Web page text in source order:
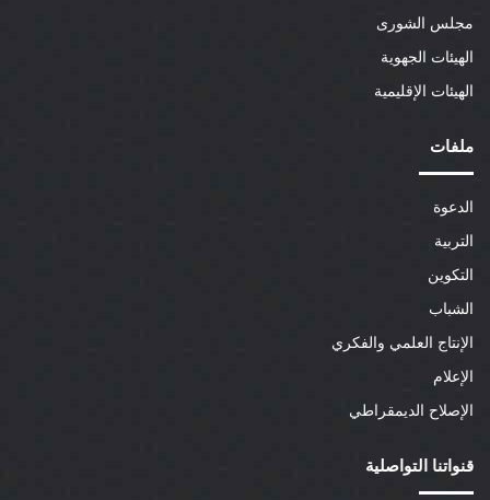
مجلس الشورى
الهيئات الجهوية
الهيئات الإقليمية
ملفات
الدعوة
التربية
التكوين
الشباب
الإنتاج العلمي والفكري
الإعلام
الإصلاح الديمقراطي
قنواتنا التواصلية